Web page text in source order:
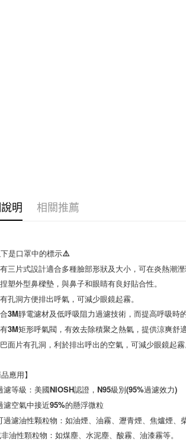
明 相關推薦
是口罩中的標示⚠️
三片式設計適合多種臉部形狀及大小，可在炎熱潮溼
塑外型鼻樑墊，與鼻子和眼睛有良好貼合性。
孔洞方便排出呼氣，可減少眼鏡起霧。
3M靜電濾材及低呼吸阻力過濾技術，而提高呼吸時的
3M矩形呼氣閥，有效去除積聚之熱氣，提供涼爽舒適
面片有孔洞，利於排出呼出的空氣，可減少眼鏡起霧
品應用】
等級：美國NIOSH認證，N95級別(95%過濾效力)
空氣中接近95%的懸浮微粒
濾油性颗粒物：如油煙、油霧、瀝青煙、焦爐煙、
油性顆粒物：如煤塵、水泥塵、酸霧、油漆霧等。